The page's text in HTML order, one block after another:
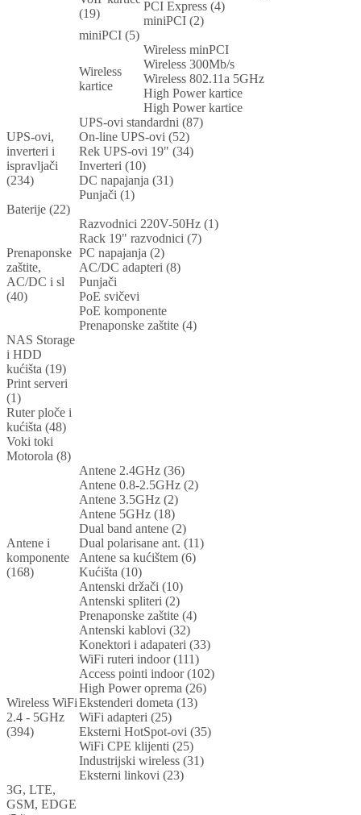
(19)
PCI Express (4)
miniPCI (2)
miniPCI (5)
Wireless
kartice
Wireless minPCI
Wireless 300Mb/s
Wireless 802.11a 5GHz
High Power kartice
High Power kartice
UPS-ovi,
inverteri i
ispravljači
(234)
UPS-ovi standardni (87)
On-line UPS-ovi (52)
Rek UPS-ovi 19" (34)
Inverteri (10)
DC napajanja (31)
Punjači (1)
Baterije (22)
Prenaponske
zaštite,
AC/DC i sl
(40)
Razvodnici 220V-50Hz (1)
Rack 19" razvodnici (7)
PC napajanja (2)
AC/DC adapteri (8)
Punjači
PoE svičevi
PoE komponente
Prenaponske zaštite (4)
NAS Storage
i HDD
kućišta (19)
Print serveri
(1)
Ruter ploče i
kućišta (48)
Voki toki
Motorola (8)
Antene i
komponente
(168)
Antene 2.4GHz (36)
Antene 0.8-2.5GHz (2)
Antene 3.5GHz (2)
Antene 5GHz (18)
Dual band antene (2)
Dual polarisane ant. (11)
Antene sa kućištem (6)
Kućišta (10)
Antenski držači (10)
Antenski spliteri (2)
Prenaponske zaštite (4)
Antenski kablovi (32)
Konektori i adapateri (33)
Wireless WiFi
2.4 - 5GHz
(394)
WiFi ruteri indoor (111)
Access pointi indoor (102)
High Power oprema (26)
Ekstenderi dometa (13)
WiFi adapteri (25)
Eksterni HotSpot-ovi (35)
WiFi CPE klijenti (25)
Industrijski wireless (31)
Eksterni linkovi (23)
3G, LTE,
GSM, EDGE